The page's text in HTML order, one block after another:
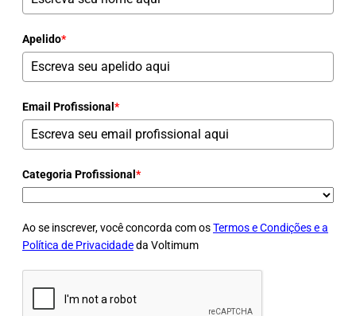
Apelido*
Email Profissional *
Categoria Profissional *
Ao se inscrever, você concorda com osTermos e Condições e a
Política de Privacidadeda Voltimum